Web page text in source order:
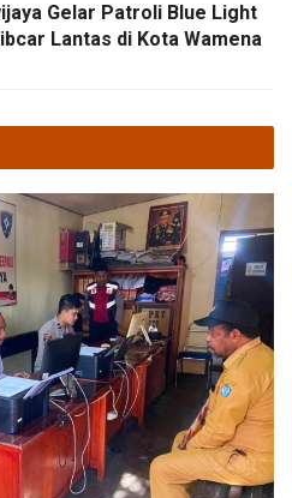
Gelar Patroli Blue Light
Lantas di Kota Wamena